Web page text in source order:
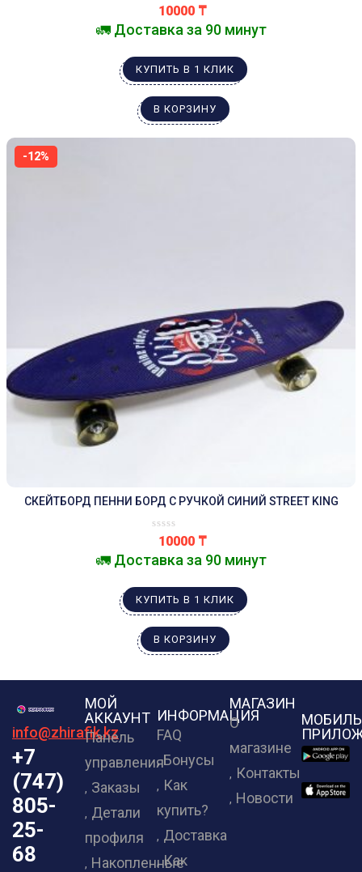
10000 ₸
🚛 Доставка за 90 минут
КУПИТЬ В 1 КЛИК
В КОРЗИНУ
-12%
СКЕЙТБОРД ПЕННИ БОРД С РУЧКОЙ СИНИЙ STREET KING
10000 ₸
🚛 Доставка за 90 минут
КУПИТЬ В 1 КЛИК
В КОРЗИНУ
info@zhirafik.kz
+7
(747)
805-
25-
68
МОЙ
АККАУНТ
Панель
управления
Заказы
Детали
профиля
Накопленные
ИНФОРМАЦИЯ
FAQ
Бонусы
Как
купить?
Доставка
Как
МАГАЗИН
О
магазине
Контакты
Новости